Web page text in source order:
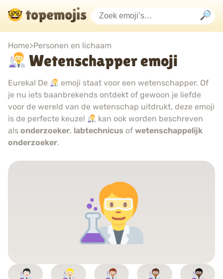
Home>Personen en lichaam
Wetenschapper emoji
Eureka! De
emoji staat voor een wetenschapper. Of
je nu iets baanbrekends ontdekt of gewoon je liefde
voor de wereld van de wetenschap uitdrukt, deze emoji
is de perfecte keuze!
kan ook worden beschreven
als onderzoeker, labtechnicus of wetenschappelijk
onderzoeker.